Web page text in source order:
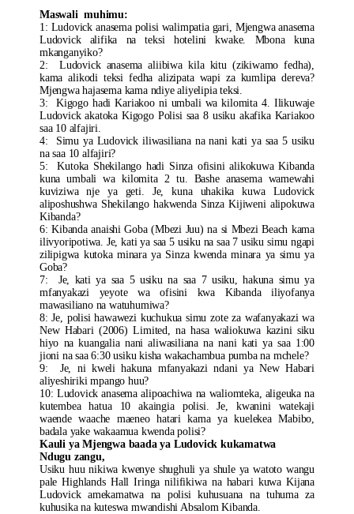
Maswali muhimu:
1: Ludovick anasema polisi walimpatia gari, Mjengwa anasema
Ludovick alifika na teksi hotelini kwake. Mbona kuna
mkanganyiko?
2: Ludovick anasema aliibiwa kila kitu (zikiwamo fedha),
kama alikodi teksi fedha alizipata wapi za kumlipa dereva?
Mjengwa hajasema kama ndiye aliyelipia teksi.
3: Kigogo hadi Kariakoo ni umbali wa kilomita 4. Ilikuwaje
Ludovick akatoka Kigogo Polisi saa 8 usiku akafika Kariakoo
saa 10 alfajiri.
4: Simu ya Ludovick iliwasiliana na nani kati ya saa 5 usiku
na saa 10 alfajiri?
5: Kutoka Shekilango hadi Sinza ofisini alikokuwa Kibanda
kuna umbali wa kilomita 2 tu. Bashe anasema wamewahi
kuviziwa nje ya geti. Je, kuna uhakika kuwa Ludovick
aliposhushwa Shekilango hakwenda Sinza Kijiweni alipokuwa
Kibanda?
6: Kibanda anaishi Goba (Mbezi Juu) na si Mbezi Beach kama
ilivyoripotiwa. Je, kati ya saa 5 usiku na saa 7 usiku simu ngapi
zilipigwa kutoka minara ya Sinza kwenda minara ya simu ya
Goba?
7: Je, kati ya saa 5 usiku na saa 7 usiku, hakuna simu ya
mfanyakazi yeyote wa ofisini kwa Kibanda iliyofanya
mawasiliano na watuhumiwa?
8: Je, polisi hawawezi kuchukua simu zote za wafanyakazi wa
New Habari (2006) Limited, na hasa waliokuwa kazini siku
hiyo na kuangalia nani aliwasiliana na nani kati ya saa 1:00
jioni na saa 6:30 usiku kisha wakachambua pumba na mchele?
9: Je, ni kweli hakuna mfanyakazi ndani ya New Habari
aliyeshiriki mpango huu?
10: Ludovick anasema alipoachiwa na waliomteka, aligeuka na
kutembea hatua 10 akaingia polisi. Je, kwanini watekaji
waende waache maeneo hatari kama ya kuelekea Mabibo,
badala yake wakaamua kwenda polisi?
Kauli ya Mjengwa baada ya Ludovick kukamatwa
Ndugu zangu,
Usiku huu nikiwa kwenye shughuli ya shule ya watoto wangu
pale Highlands Hall Iringa nilifikiwa na habari kuwa Kijana
Ludovick amekamatwa na polisi kuhusuana na tuhuma za
kuhusika na kuteswa mwandishi Absalom Kibanda.